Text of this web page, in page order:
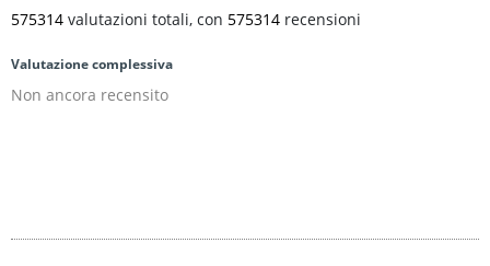
575314 valutazioni totali, con 575314 recensioni
Valutazione complessiva
Non ancora recensito